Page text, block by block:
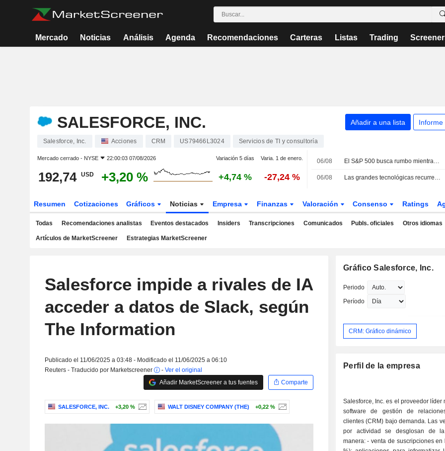
Mercado Noticias Análisis Agenda Recomendaciones Carteras Listas Trading
SALESFORCE, INC. Añadir a una lista Informe
Salesforce, Inc. Acciones CRM US79466L3024 Servicios de TI y consultoría
Mercado cerrado - NYSE 22:00:03 07/08/2026 Variación 5 días Varia. 1 de enero.
192,74 USD +3,20 % +4,74 % -27,24 %
06/08 El S&P 500 busca rumbo mientras los inversores esperan un acuerdo en Oriente Próximo; caen los valores de software
06/08 Las grandes tecnológicas recurren a la deuda y al capital para financiar su expansión en IA y la nube
Resumen Cotizaciones Gráficos Noticias Empresa Finanzas Valoración Consenso Ratings
Todas Recomendaciones analistas Eventos destacados Insiders Transcripciones Comunicados Publs. oficiales Otros idiomas
Artículos de MarketScreener Estrategias MarketScreener
Salesforce impide a rivales de IA
acceder a datos de Slack, según
The Information
Publicado el 11/06/2025 a 03:48 - Modificado el 11/06/2025 a 06:10
Reuters - Traducido por Marketscreener
- Ver el original
Añadir MarketScreener a tus fuentes
Comparte
SALESFORCE, INC. +3,20 % WALT DISNEY COMPANY (THE) +0,22 %
Gráfico Salesforce, Inc.
Periodo
Período
CRM: Gráfico dinámico
Perfil de la empresa
Salesforce, Inc. es el proveedor líder
software de gestión de
clientes (CRM) bajo demanda. Las
por actividad se desglosan de la
manera: - venta de suscripciones en línea (94,2